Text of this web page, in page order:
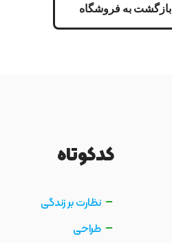
بازگشت به فروشگاه
کدکوتاه
نظارت بر زندگی
طراحی